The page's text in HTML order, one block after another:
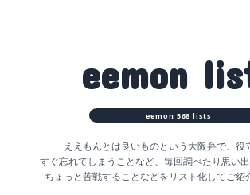
eemon
eemon 568 lists
ええもんとは良いものという大阪弁で、役
すぐ忘れてしまうことなど、 毎回調べたり思い
ちょっと苦戦することなどをリスト化してご紹